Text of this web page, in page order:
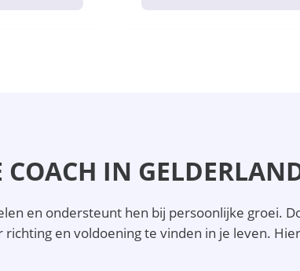
IN
en ondersteunt hen bij persoonlijke groei.
en voldoening te vinden in je leven.